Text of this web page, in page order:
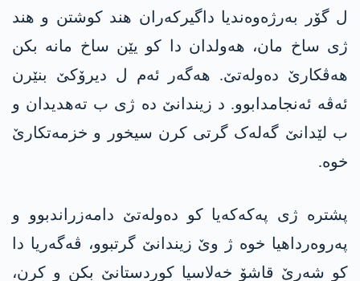
ل گۆر بەرژەوەندیا داگیرکەران ھند کوشتن و ھند
ژی ساخ مان، ھەولدان دا کو یێن ساخ مانە بکن
ھەڤکارێ دەولەتێ. ھەگەر ئەم ل دیرۆکێ بنێرن
ئەڤە ئەنجامدابوو. د زیندانێ دە ژی ب تەھدیدان و
ب لێدانێ گەلەک گرتی کرن سیخور و خزمەتکارێ
خوە.
پشترە ژی پەکەکەیا کو دەولەتێ دامەزراندبوو و
پەروەرداھیا خوە ژ وێ زیندانێ گرتبوو، ڤەگەریا دا
کو شەرێ قاشۆ خەلاسیا کوردستانێ بکن و کرن،